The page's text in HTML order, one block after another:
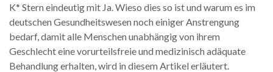
K* Stern eindeutig mit Ja. Wieso dies so ist und warum es im
deutschen Gesundheitswesen noch einiger Anstrengung
bedarf, damit alle Menschen unabhängig von ihrem
Geschlecht eine vorurteilsfreie und medizinisch adäquate
Behandlung erhalten, wird in diesem Artikel erläutert.